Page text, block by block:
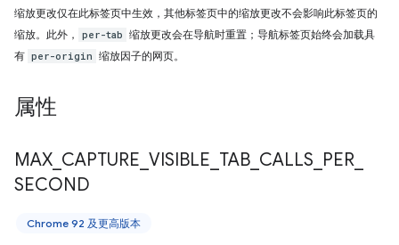
缩放更改仅在此标签页中生效，其他标签页中的缩放更改不会影响此标签页的
缩放。此外，
per-tab 缩放更改会在导航时重置；导航标签页始终会加载具
有 per-origin 缩放因子的网页。
属性
MAX CAPTURE VISIBLE TAB CALLS PER
SECOND
Chrome 92 及更高版本